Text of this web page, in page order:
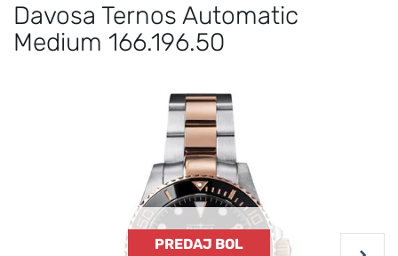
Davosa Ternos Automatic
Medium 166.196.50
PREDAJ BOL